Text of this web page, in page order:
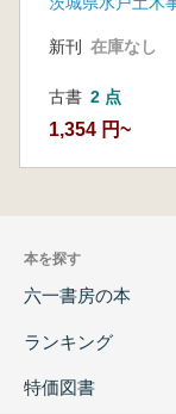
新刊 在庫なし
古書 2 点
1,354 円~
本を探す
六一書房の本
ランキング
特価図書